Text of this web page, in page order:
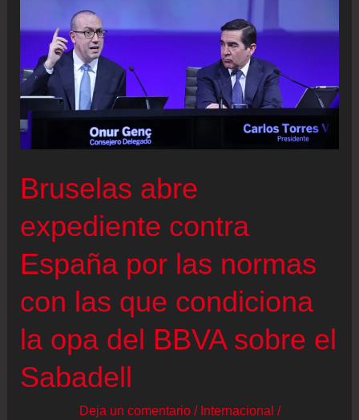
norma
que
limita
los
del
al
consumo
Bruselas abre
expediente contra
España por las normas
con las que condiciona
la opa del BBVA sobre el
Sabadell
Deja un comentario / Internacional /